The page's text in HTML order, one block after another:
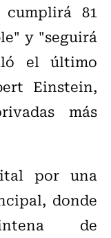
81
y "seguirá
el último
Einstein,
más
por una
donde
de